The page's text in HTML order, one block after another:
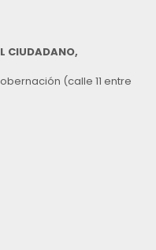
CIUDADANO,
(calle 11 entre